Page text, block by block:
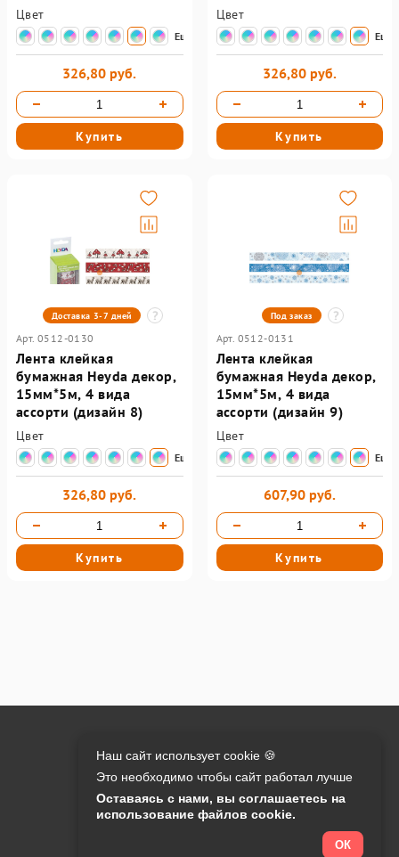
Цвет
Еще
326,80 руб.
Купить
Цвет
Еще
326,80 руб.
Купить
Доставка 3-7 дней
Цвет
Еще
Арт. 0512-0130
Лента клейкая
бумажная Heyda декор,
15мм*5м, 4 вида
ассорти (дизайн 8)
326,80 руб.
Купить
Под заказ
Цвет
Еще
Арт. 0512-0131
Лента клейкая
бумажная Heyda декор,
15мм*5м, 4 вида
ассорти (дизайн 9)
607,90 руб.
Купить
Контакты:
info@o-manager.ru
Онлайн оплата на сайте:
Наш сайт использует cookie 🍪
Это необходимо чтобы сайт работал лучше
Оставаясь с нами, вы соглашаетесь на
использование файлов cookie.
ОК